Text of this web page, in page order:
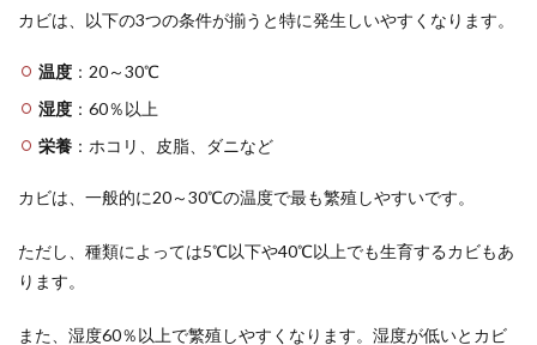
ト保
険チ
ネル
で夢
のマ
イホ
に入
Cさ
リク
カビは、以下の3つの条件が揃うと特に発生しいやすくなります。
温度 ：20～30℃
湿度 ：60％以上
栄養 ：ホコリ、皮脂、ダニなど
カビは、一般的に20～30℃の温度で最も繁殖しやすいです。
ただし、種類によっては5℃以下や40℃以上でも生育するカビもあ
ります。
また、湿度60％以上で繁殖しやすくなります。湿度が低いとカビ